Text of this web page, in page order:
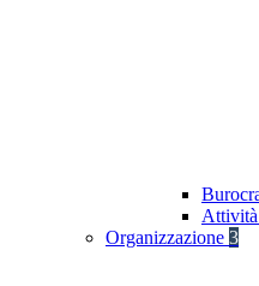
Attività
Organizzazione 3